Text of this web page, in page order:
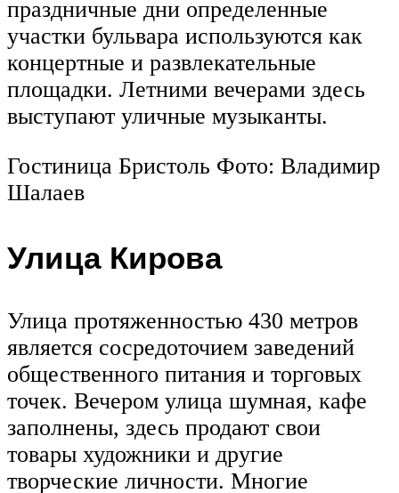
праздничные дни определенные
участки бульвара используются как
концертные и развлекательные
площадки. Летними вечерами здесь
выступают уличные музыканты.
Гостиница Бристоль Фото: Владимир
Шалаев
Улица Кирова
Улица протяженностью 430 метров
является сосредоточием заведений
общественного питания и торговых
точек. Вечером улица шумная, кафе
заполнены, здесь продают свои
товары художники и другие
творческие личности. Многие